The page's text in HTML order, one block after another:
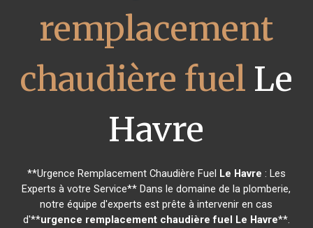
remplacement
chaudière fuel Le
Havre
**Urgence Remplacement Chaudière Fuel Le Havre : Les
Experts à votre Service** Dans le domaine de la plomberie,
notre équipe d'experts est prête à intervenir en cas
d'**urgence remplacement chaudière fuel Le Havre**.